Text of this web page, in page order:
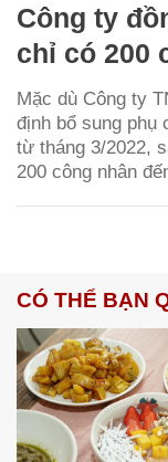
Công ty
chỉ có 200
Mặc dù Công ty
định bổ sung phụ
từ tháng 3/2022,
200 công nhân
CÓ THỂ BẠN